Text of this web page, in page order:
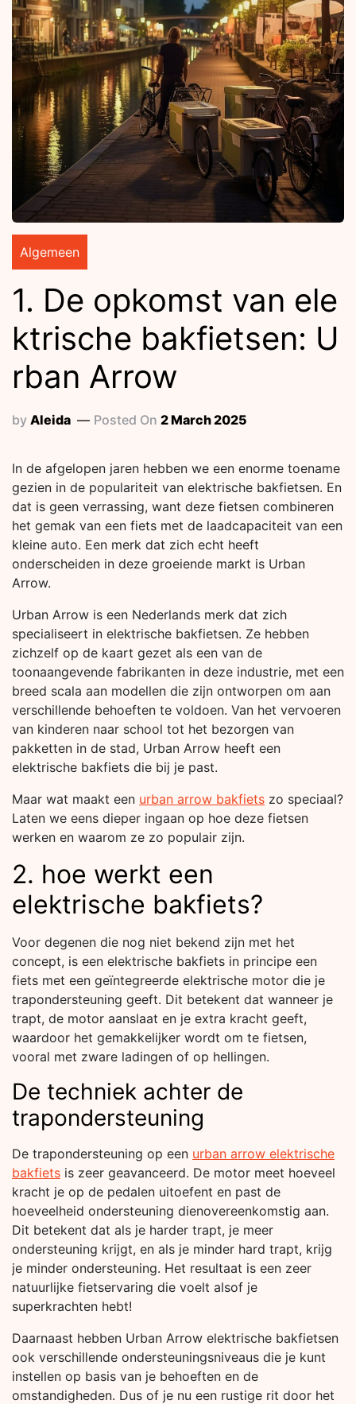
Algemeen
1. De opkomst van ele
ktrische bakfietsen: U
rban Arrow
by Aleida Posted On 2 March 2025
In de afgelopen jaren hebben we een enorme toename
gezien in de populariteit van elektrische bakfietsen. En
dat is geen verrassing, want deze fietsen combineren
het gemak van een fiets met de laadcapaciteit van een
kleine auto. Een merk dat zich echt heeft
onderscheiden in deze groeiende markt is Urban
Arrow.
Urban Arrow is een Nederlands merk dat zich
specialiseert in elektrische bakfietsen. Ze hebben
zichzelf op de kaart gezet als een van de
toonaangevende fabrikanten in deze industrie, met een
breed scala aan modellen die zijn ontworpen om aan
verschillende behoeften te voldoen. Van het vervoeren
van kinderen naar school tot het bezorgen van
pakketten in de stad, Urban Arrow heeft een
elektrische bakfiets die bij je past.
Maar wat maakt een urban arrow bakfiets zo speciaal?
Laten we eens dieper ingaan op hoe deze fietsen
werken en waarom ze zo populair zijn.
2. hoe werkt een
elektrische bakfiets?
Voor degenen die nog niet bekend zijn met het
concept, is een elektrische bakfiets in principe een
fiets met een geïntegreerde elektrische motor die je
trapondersteuning geeft. Dit betekent dat wanneer je
trapt, de motor aanslaat en je extra kracht geeft,
waardoor het gemakkelijker wordt om te fietsen,
vooral met zware ladingen of op hellingen.
De techniek achter de
trapondersteuning
De trapondersteuning op een urban arrow elektrische
bakfiets is zeer geavanceerd. De motor meet hoeveel
kracht je op de pedalen uitoefent en past de
hoeveelheid ondersteuning dienovereenkomstig aan.
Dit betekent dat als je harder trapt, je meer
ondersteuning krijgt, en als je minder hard trapt, krijg
je minder ondersteuning. Het resultaat is een zeer
natuurlijke fietservaring die voelt alsof je
superkrachten hebt!
Daarnaast hebben Urban Arrow elektrische bakfietsen
ook verschillende ondersteuningsniveaus die je kunt
instellen op basis van je behoeften en de
omstandigheden. Dus of je nu een rustige rit door het